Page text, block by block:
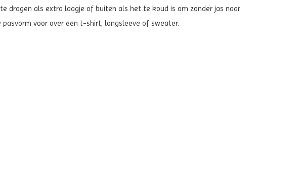
dragen als extra laagje of buiten als het te koud is om zonder jas naar
voor over een t-shirt, longsleeve of sweater.